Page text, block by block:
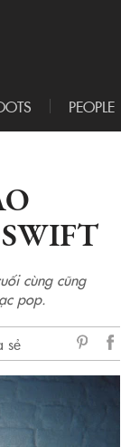
PEOPLE
cùng cũng
pop.
sẻ